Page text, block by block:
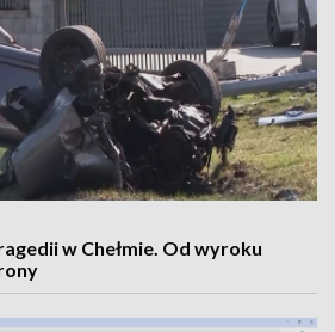
w Chełmie. Od wyroku